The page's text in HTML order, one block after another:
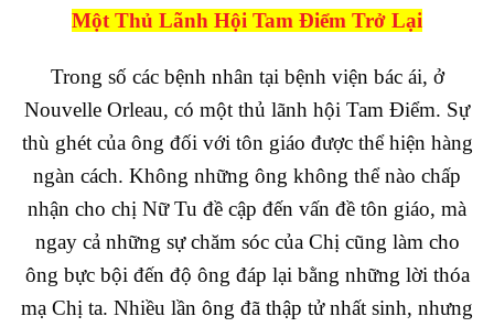
Một Thủ Lãnh Hội Tam Điểm Trở Lại
Trong số các bệnh nhân tại bệnh viện bác ái, ở
Nouvelle Orleau, có một thủ lãnh hội Tam Điểm. Sự
thù ghét của ông đối với tôn giáo được thể hiện hàng
ngàn cách. Không những ông không thể nào chấp
nhận cho chị Nữ Tu đề cập đến vấn đề tôn giáo, mà
ngay cả những sự chăm sóc của Chị cũng làm cho
ông bực bội đến độ ông đáp lại bằng những lời thóa
mạ Chị ta. Nhiều lần ông đã thập tử nhất sinh, nhưng